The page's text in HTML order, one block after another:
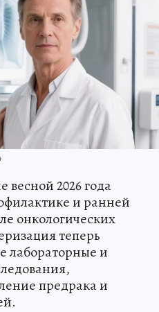
2026 года
и ранней
онкологических
теперь
лабораторные и
предрака и